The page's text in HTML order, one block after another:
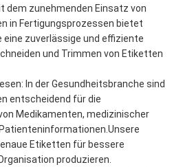
dem zunehmenden Einsatz von
in Fertigungsprozessen bietet
eine zuverlässige und effiziente
und Trimmen von Etiketten
In der Gesundheitsbranche sind
entscheidend für die
Medikamenten, medizinischer
Etiketten für bessere
produzieren.